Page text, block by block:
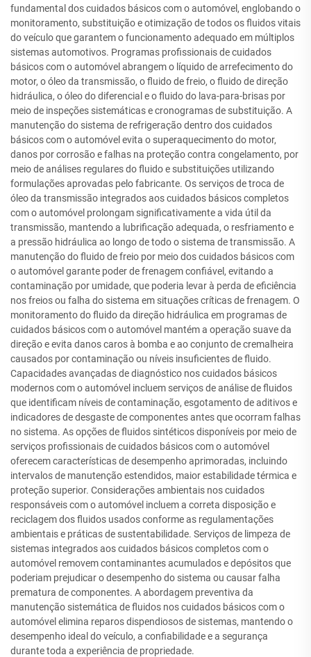
fundamental dos cuidados básicos com o automóvel, englobando o
monitoramento, substituição e otimização de todos os fluidos vitais
do veículo que garantem o funcionamento adequado em múltiplos
sistemas automotivos. Programas profissionais de cuidados
básicos com o automóvel abrangem o líquido de arrefecimento do
motor, o óleo da transmissão, o fluido de freio, o fluido de direção
hidráulica, o óleo do diferencial e o fluido do lava-para-brisas por
meio de inspeções sistemáticas e cronogramas de substituição. A
manutenção do sistema de refrigeração dentro dos cuidados
básicos com o automóvel evita o superaquecimento do motor,
danos por corrosão e falhas na proteção contra congelamento, por
meio de análises regulares do fluido e substituições utilizando
formulações aprovadas pelo fabricante. Os serviços de troca de
óleo da transmissão integrados aos cuidados básicos completos
com o automóvel prolongam significativamente a vida útil da
transmissão, mantendo a lubrificação adequada, o resfriamento e
a pressão hidráulica ao longo de todo o sistema de transmissão. A
manutenção do fluido de freio por meio dos cuidados básicos com
o automóvel garante poder de frenagem confiável, evitando a
contaminação por umidade, que poderia levar à perda de eficiência
nos freios ou falha do sistema em situações críticas de frenagem. O
monitoramento do fluido da direção hidráulica em programas de
cuidados básicos com o automóvel mantém a operação suave da
direção e evita danos caros à bomba e ao conjunto de cremalheira
causados por contaminação ou níveis insuficientes de fluido.
Capacidades avançadas de diagnóstico nos cuidados básicos
modernos com o automóvel incluem serviços de análise de fluidos
que identificam níveis de contaminação, esgotamento de aditivos e
indicadores de desgaste de componentes antes que ocorram falhas
no sistema. As opções de fluidos sintéticos disponíveis por meio de
serviços profissionais de cuidados básicos com o automóvel
oferecem características de desempenho aprimoradas, incluindo
intervalos de manutenção estendidos, maior estabilidade térmica e
proteção superior. Considerações ambientais nos cuidados
responsáveis com o automóvel incluem a correta disposição e
reciclagem dos fluidos usados conforme as regulamentações
ambientais e práticas de sustentabilidade. Serviços de limpeza de
sistemas integrados aos cuidados básicos completos com o
automóvel removem contaminantes acumulados e depósitos que
poderiam prejudicar o desempenho do sistema ou causar falha
prematura de componentes. A abordagem preventiva da
manutenção sistemática de fluidos nos cuidados básicos com o
automóvel elimina reparos dispendiosos de sistemas, mantendo o
desempenho ideal do veículo, a confiabilidade e a segurança
durante toda a experiência de propriedade.